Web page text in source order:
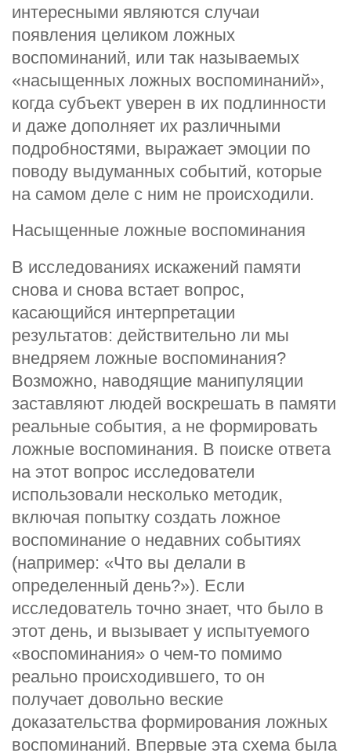
интересными являются случаи
появления целиком ложных
воспоминаний, или так называемых
«насыщенных ложных воспоминаний»,
когда субъект уверен в их подлинности
и даже дополняет их различными
подробностями, выражает эмоции по
поводу выдуманных событий, которые
на самом деле с ним не происходили.
Насыщенные ложные воспоминания
В исследованиях искажений памяти
снова и снова встает вопрос,
касающийся интерпретации
результатов: действительно ли мы
внедряем ложные воспоминания?
Возможно, наводящие манипуляции
заставляют людей воскрешать в памяти
реальные события, а не формировать
ложные воспоминания. В поиске ответа
на этот вопрос исследователи
использовали несколько методик,
включая попытку создать ложное
воспоминание о недавних событиях
(например: «Что вы делали в
определенный день?»). Если
исследователь точно знает, что было в
этот день, и вызывает у испытуемого
«воспоминания» о чем-то помимо
реально происходившего, то он
получает довольно веские
доказательства формирования ложных
воспоминаний. Впервые эта схема была